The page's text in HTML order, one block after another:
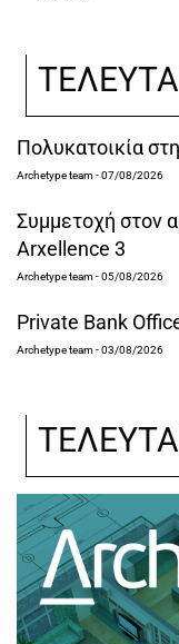
Πολυκατοικία
Archetype team- 07/08/2026
Συμμετοχή στον
Arxellence 3
Archetype team- 05/08/2026
Private Bank
Archetype team- 03/08/2026